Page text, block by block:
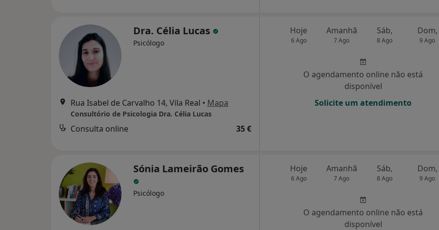
Dra. Célia Lucas
Psicólogo
Rua Isabel de Carvalho 14, Vila Real • Mapa
Consultório de Psicologia Dra. Célia Lucas
Consulta online 35 €
Hoje
6 Ago
Amanhã
7 Ago
Sáb,
8 Ago
Dom,
9 Ago
O agendamento online não está
disponível
Solicite um atendimento
Sónia Lameirão Gomes
Psicólogo
Hoje
6 Ago
Amanhã
7 Ago
Sáb,
8 Ago
Dom,
9 Ago
O agendamento online não está
disponível